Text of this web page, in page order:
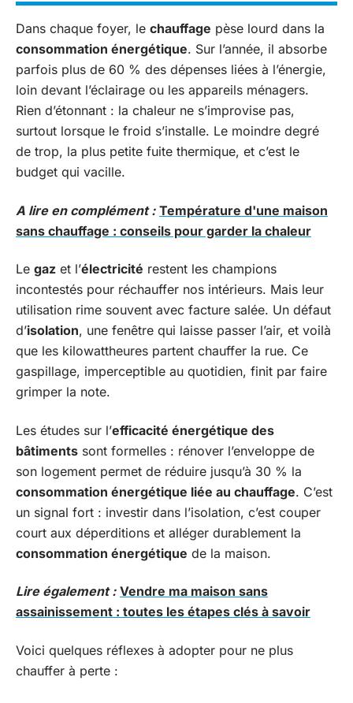
Dans chaque foyer, le chauffage pèse lourd dans la
consommation énergétique. Sur l’année, il absorbe
parfois plus de 60 % des dépenses liées à l’énergie,
loin devant l’éclairage ou les appareils ménagers.
Rien d’étonnant : la chaleur ne s’improvise pas,
surtout lorsque le froid s’installe. Le moindre degré
de trop, la plus petite fuite thermique, et c’est le
budget qui vacille.
A lire en complément : Température d'une maison
sans chauffage : conseils pour garder la chaleur
Le gaz et l’électricité restent les champions
incontestés pour réchauffer nos intérieurs. Mais leur
utilisation rime souvent avec facture salée. Un défaut
d’isolation, une fenêtre qui laisse passer l’air, et voilà
que les kilowattheures partent chauffer la rue. Ce
gaspillage, imperceptible au quotidien, finit par faire
grimper la note.
Les études sur l’efficacité énergétique des
bâtiments sont formelles : rénover l’enveloppe de
son logement permet de réduire jusqu’à 30 % la
consommation énergétique liée au chauffage. C’est
un signal fort : investir dans l’isolation, c’est couper
court aux déperditions et alléger durablement la
consommation énergétique de la maison.
Lire également : Vendre ma maison sans
assainissement : toutes les étapes clés à savoir
Voici quelques réflexes à adopter pour ne plus
chauffer à perte :